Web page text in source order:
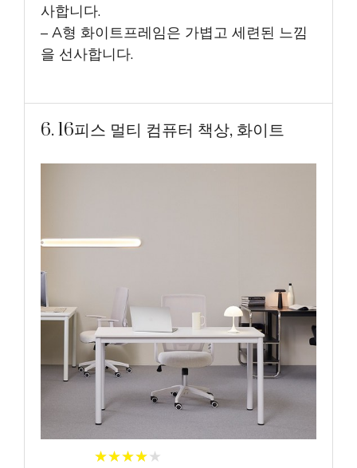
사합니다.
– A형 화이트프레임은 가볍고 세련된 느낌
을 선사합니다.
6. 16피스 멀티 컴퓨터 책상, 화이트
★★★★★
★★★★★